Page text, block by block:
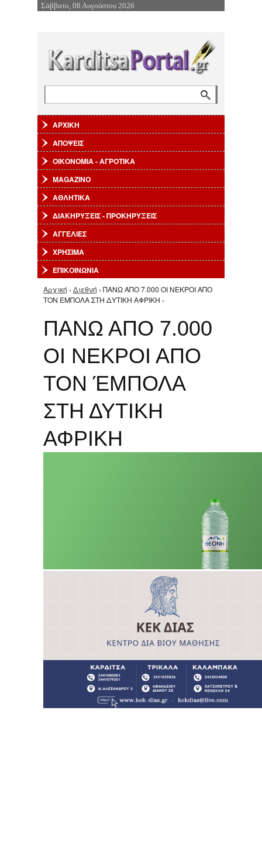
Επιστροφή στην Πλοήγηση
Σάββατο, 08 Αυγούστου 2026
ΑΡΧΙΚΗ
ΑΠΟΨΕΙΣ
ΟΙΚΟΝΟΜΙΑ - ΑΓΡΟΤΙΚΑ
MAGAZINO
ΑΘΛΗΤΙΚΑ
ΔΙΑΚΗΡΥΞΕΙΣ - ΠΡΟΚΗΡΥΞΕΙΣ
ΑΓΓΕΛΙΕΣ
ΧΡΗΣΙΜΑ
ΕΠΙΚΟΙΝΩΝΙΑ
Είστε εδώ
Αρχική › Διεθνή › ΠΑΝΩ ΑΠΟ 7.000 ΟΙ ΝΕΚΡΟΙ ΑΠΟ
ΤΟΝ ΈΜΠΟΛΑ ΣΤΗ ΔΥΤΙΚΗ ΑΦΡΙΚΗ ›
ΠΑΝΩ ΑΠΟ 7.000
ΟΙ ΝΕΚΡΟΙ ΑΠΟ
ΤΟΝ ΈΜΠΟΛΑ
ΣΤΗ ΔΥΤΙΚΗ
ΑΦΡΙΚΗ